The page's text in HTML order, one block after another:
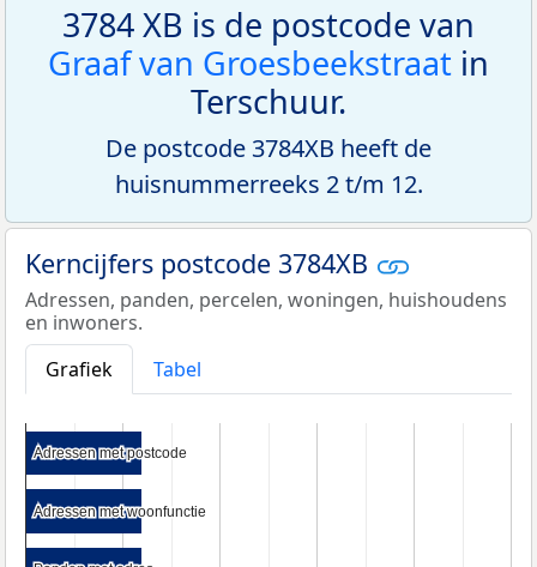
3784 XB is de postcode van
Graaf van Groesbeekstraat in
Terschuur.
De postcode 3784XB heeft de
huisnummerreeks 2 t/m 12.
Kerncijfers postcode 3784XB
Adressen, panden, percelen, woningen, huishoudens
en inwoners.
Grafiek
Tabel
Adressen met postcode
Adressen met postcode
Adressen met woonfunctie
Adressen met woonfunctie